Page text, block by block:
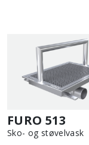
FURO 513
Sko- og støvelvask